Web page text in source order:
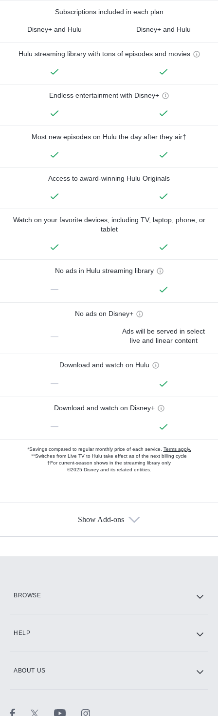
Subscriptions included in each plan
Disney+ and Hulu Disney+ and Hulu
Hulu streaming library with tons of episodes and movies
Endless entertainment with Disney+
Most new episodes on Hulu the day after they air†
Access to award-winning Hulu Originals
Watch on your favorite devices, including TV, laptop, phone, or
tablet
No ads in Hulu streaming library
—
No ads on Disney+
—
Ads will be served in select
live and linear content
Download and watch on Hulu
—
Download and watch on Disney+
—
*Savings compared to regular monthly price of each service. Terms apply.
**Switches from Live TV to Hulu take effect as of the next billing cycle
†For current-season shows in the streaming library only
©2025 Disney and its related entities.
Show Add-ons
BROWSE
HELP
ABOUT US